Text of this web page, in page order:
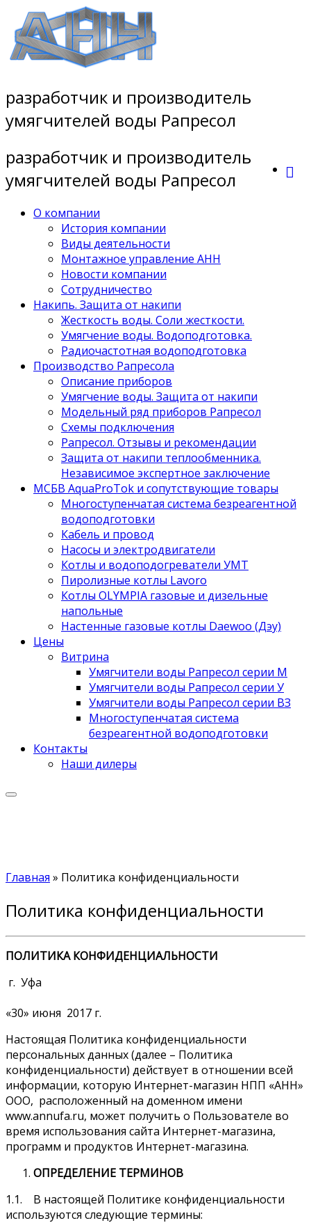
Перейти
содержимому
разработчик и производитель
умягчителей воды Рапресол
разработчик и производитель
умягчителей воды Рапресол
О компании
История компании
Виды деятельности
Монтажное управление АНН
Новости компании
Сотрудничество
Накипь. Защита от накипи
Жесткость воды. Соли жесткости.
Умягчение воды. Водоподготовка.
Радиочастотная водоподготовка
Производство Рапресола
Описание приборов
Умягчение воды. Защита от накипи
Модельный ряд приборов Рапресол
Схемы подключения
Рапресол. Отзывы и рекомендации
Защита от накипи теплообменника.
Независимое экспертное заключение
МСБВ AquaProTok и сопутствующие товары
Многоступенчатая система безреагентной
водоподготовки
Кабель и провод
Насосы и электродвигатели
Котлы и водоподогреватели УМТ
Пиролизные котлы Lavoro
Котлы OLYMPIA газовые и дизельные
напольные
Настенные газовые котлы Daewoo (Дэу)
Цены
Витрина
Умягчители воды Рапресол серии М
Умягчители воды Рапресол серии У
Умягчители воды Рапресол серии ВЗ
Многоступенчатая система
безреагентной водоподготовки
Контакты
Наши дилеры
Главная » Политика конфиденциальности
Политика конфиденциальности
ПОЛИТИКА КОНФИДЕНЦИАЛЬНОСТИ
г. Уфа
«30» июня 2017 г.
Настоящая Политика конфиденциальности
персональных данных (далее – Политика
конфиденциальности) действует в отношении всей
информации, которую Интернет-магазин НПП «АНН»
ООО, расположенный на доменном имени
www.annufa.ru, может получить о Пользователе во
время использования сайта Интернет-магазина,
программ и продуктов Интернет-магазина.
ОПРЕДЕЛЕНИЕ ТЕРМИНОВ
1.1. В настоящей Политике конфиденциальности
используются следующие термины: